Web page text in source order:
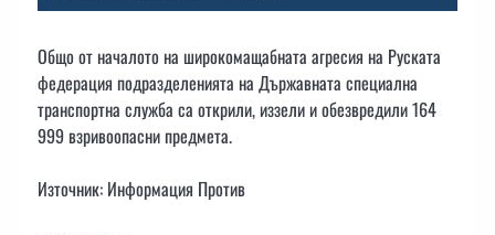
Общо от началото на широкомащабната агресия на Руската
федерация подразделенията на Държавната специална
транспортна служба са открили, иззели и обезвредили 164
999 взривоопасни предмета.
Източник: Информация Против